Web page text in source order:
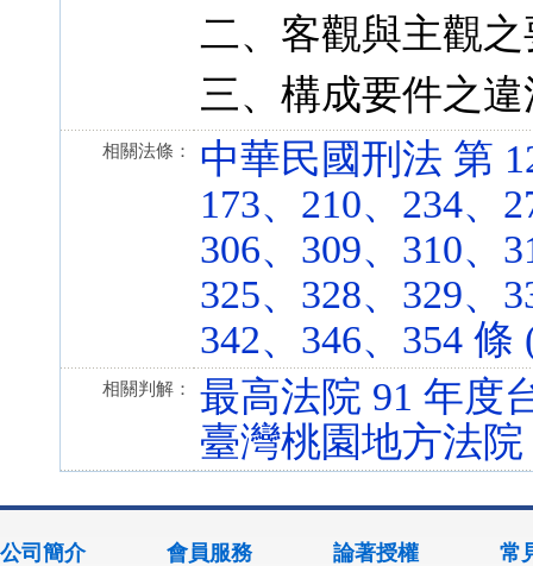
二、客觀與主觀
三、構成要件之
相關法條：
中華民國刑法 第
173、210、234、
306、309、310、
325、328、329、
342、346、354 條
相關判解：
最高法院 91 年度
臺灣桃園地方法
公司簡介 會員服務 論著授權 常